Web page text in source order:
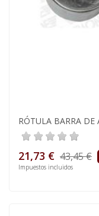
RÓTULA BARRA
21,73 € 43,45 €
Impuestos incluidos